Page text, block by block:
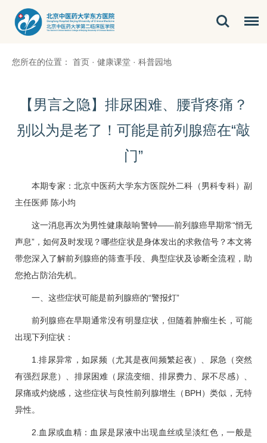
您所在的位置： 首页 · 健康课堂 · 科普园地
【男言之隐】排尿困难、腰背疼痛？
别以为是老了！可能是前列腺癌在“敲
门”
本期专家：北京中医药大学东方医院外二科（男科专科）副
主任医师 陈小均
这一消息再次为男性健康敲响警钟——前列腺癌早期常“悄无
声息”，如何及时发现？哪些症状是身体发出的求救信号？本文将
带您深入了解前列腺癌的筛查手段、典型症状及诊断全流程，助
您抢占防治先机。
一、这些症状可能是前列腺癌的“警报灯”
前列腺癌在早期通常没有明显症状，但随着肿瘤生长，可能
出现下列症状：
1.排尿异常，如尿频（尤其是夜间频繁起夜）、尿急（突然
有强烈尿意）、排尿困难（尿流变细、排尿费力、尿不尽感）、
尿痛或灼烧感，这些症状与良性前列腺增生 （BPH）类似，无特
异性。
2.血尿或血精：血尿是尿液中出现血丝或呈淡红色，一般是